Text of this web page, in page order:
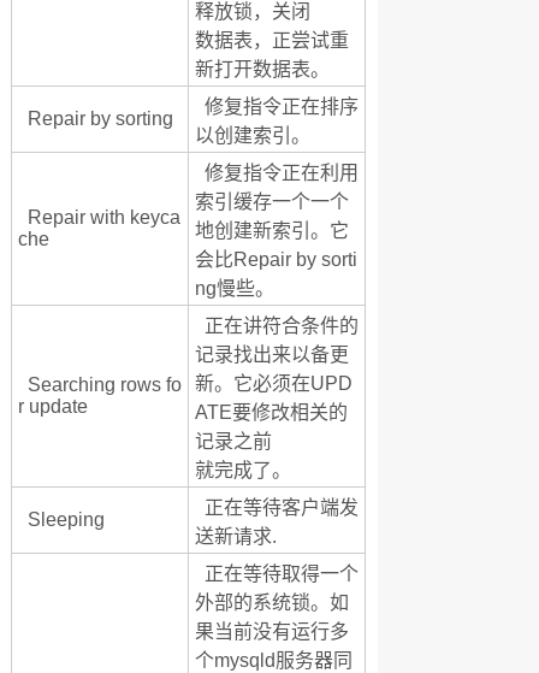
释放锁，关闭
数据表，正尝试重
新打开数据表。
Repair by sorting
修复指令正在排序
以创建索引。
Repair with keyca
che
修复指令正在利用
索引缓存一个一个
地创建新索引。它
会比Repair by sorti
ng慢些。
Searching rows fo
r update
正在讲符合条件的
记录找出来以备更
新。它必须在UPD
ATE要修改相关的
记录之前
就完成了。
Sleeping
正在等待客户端发
送新请求.
正在等待取得一个
外部的系统锁。如
果当前没有运行多
个mysqld服务器同